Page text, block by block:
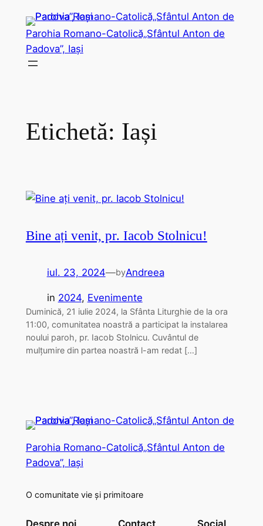
conținut
Parohia Romano-Catolică„Sfântul Anton de
Padova”, Iași
Etichetă: Iași
Bine ați venit, pr. Iacob Stolnicu!
iul. 23, 2024—byAndreea
in 2024, Evenimente
Duminică, 21 iulie 2024, la Sfânta Liturghie de la ora
11:00, comunitatea noastră a participat la instalarea
noului paroh, pr. Iacob Stolnicu. Cuvântul de
mulțumire din partea noastră l-am redat […]
Parohia Romano-Catolică„Sfântul Anton de
Padova”, Iași
O comunitate vie și primitoare